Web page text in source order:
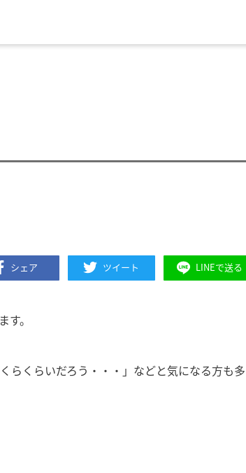
シェア ツイート LINEで送る
。
らくらいだろう・・・」などと気になる方も多